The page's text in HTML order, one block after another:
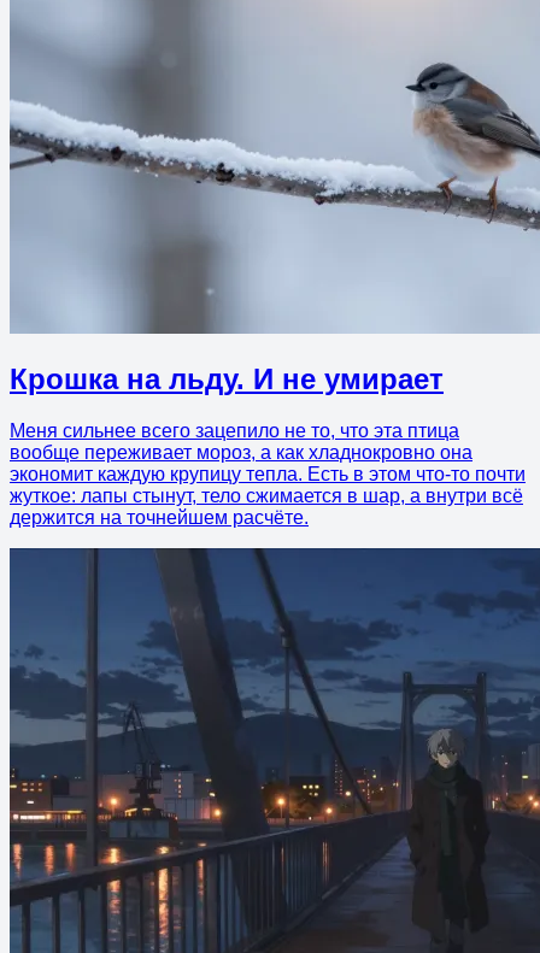
Крошка на льду. И не умирает
Меня сильнее всего зацепило не то, что эта птица
вообще переживает мороз, а как хладнокровно она
экономит каждую крупицу тепла. Есть в этом что-то почти
жуткое: лапы стынут, тело сжимается в шар, а внутри всё
держится на точнейшем расчёте.